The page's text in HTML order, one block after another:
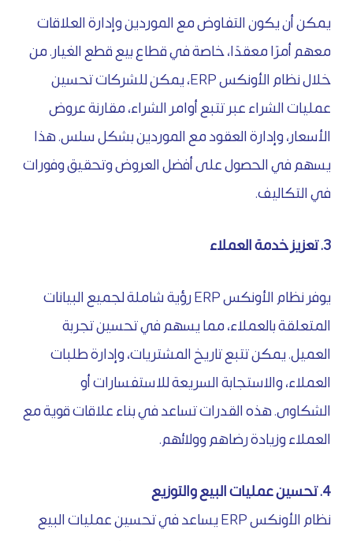
يمكن أن يكون التفاوض مع الموردين وإدارة العلاقات
معهم أمرًا معقدًا، خاصة في قطاع بيع قطع الغيار. من
خلال نظام الأونكس ERP، يمكن للشركات تحسين
عمليات الشراء عبر تتبع أوامر الشراء، مقارنة عروض
الأسعار، وإدارة العقود مع الموردين بشكل سلس. هذا
يسهم في الحصول على أفضل العروض وتحقيق وفورات
في التكاليف.
3. تعزيز خدمة العملاء
يوفر نظام الأونكس ERP رؤية شاملة لجميع البيانات
المتعلقة بالعملاء، مما يسهم في تحسين تجربة
العميل. يمكن تتبع تاريخ المشتريات، وإدارة طلبات
العملاء، والاستجابة السريعة للاستفسارات أو
الشكاوى. هذه القدرات تساعد في بناء علاقات قوية مع
العملاء وزيادة رضاهم وولائهم.
4. تحسين عمليات البيع والتوزيع
نظام الأونكس ERP يساعد في تحسين عمليات البيع